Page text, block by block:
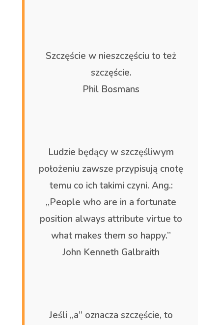
Szczęście w nieszczęściu to też
szczęście.
Phil Bosmans
Ludzie będący w szczęśliwym
położeniu zawsze przypisują cnotę
temu co ich takimi czyni. Ang.:
„People who are in a fortunate
position always attribute virtue to
what makes them so happy.”
John Kenneth Galbraith
Jeśli „a” oznacza szczęście, to